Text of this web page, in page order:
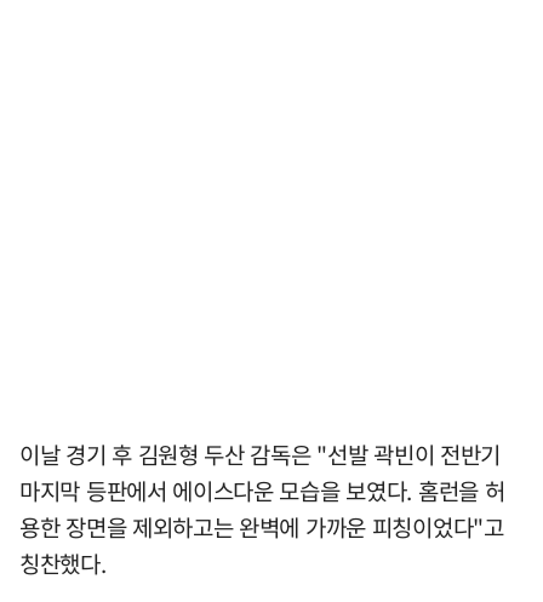
이날 경기 후 김원형 두산 감독은 "선발 곽빈이 전반기
마지막 등판에서 에이스다운 모습을 보였다. 홈런을 허
용한 장면을 제외하고는 완벽에 가까운 피칭이었다"고
칭찬했다.